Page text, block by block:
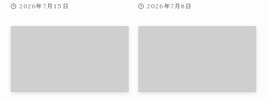
2026年7月15日 2026年7月8日